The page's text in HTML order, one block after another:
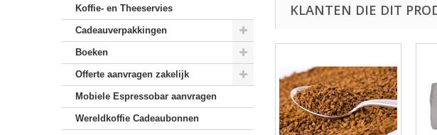
Koffie- en Theeservies
Cadeauverpakkingen
Boeken
Offerte aanvragen zakelijk
Mobiele Espressobar aanvragen
Wereldkoffie Cadeaubonnen
KLANTEN DIE DIT